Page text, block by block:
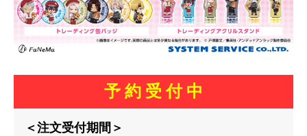
予 約 受 付 中
＜注文受付期間＞